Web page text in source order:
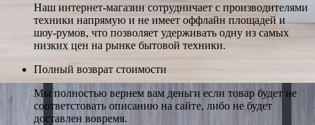
Наш интернет-магазин сотрудничает с производителями
техники напрямую и не имеет оффлайн площадей и
шоу-румов, что позволяет удерживать одну из самых
низких цен на рынке бытовой техники.
Полный возврат стоимости
Мы полностью вернем вам деньги если товар будет не
соответстовать описанию на сайте, либо не будет
доставлен вовремя.